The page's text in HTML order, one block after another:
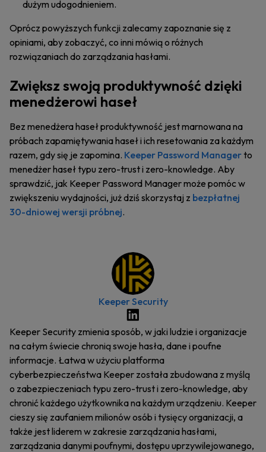
dużym udogodnieniem.
Oprócz powyższych funkcji zalecamy zapoznanie się z
opiniami, aby zobaczyć, co inni mówią o różnych
rozwiązaniach do zarządzania hasłami.
Zwiększ swoją produktywność dzięki
menedżerowi haseł
Bez menedżera haseł produktywność jest marnowana na
próbach zapamiętywania haseł i ich resetowania za każdym
razem, gdy się je zapomina. Keeper Password Managerto
menedżer haseł typu zero-trust i zero-knowledge. Aby
sprawdzić, jak Keeper Password Manager może pomóc w
zwiększeniu wydajności, już dziś skorzystaj z bezpłatnej
30-dniowej wersji próbnej.
Keeper Security
Keeper Security zmienia sposób, w jaki ludzie i organizacje
na całym świecie chronią swoje hasła, dane i poufne
informacje. Łatwa w użyciu platforma
cyberbezpieczeństwa Keeper została zbudowana z myślą
o zabezpieczeniach typu zero-trust i zero-knowledge, aby
chronić każdego użytkownika na każdym urządzeniu. Keeper
cieszy się zaufaniem milionów osób i tysięcy organizacji, a
także jest liderem w zakresie zarządzania hasłami,
zarządzania danymi poufnymi, dostępu uprzywilejowanego,